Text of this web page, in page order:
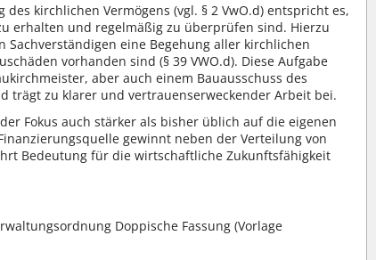
kirchlichen Vermögens (vgl. § 2 VwO.d) entspricht es,
erhalten und regelmäßig zu überprüfen sind. Hierzu
eine Begehung aller kirchlichen
vorhanden sind (§ 39 VWO.d). Diese Aufgabe
aber auch einem Bauausschuss des
trägt zu klarer und vertrauenserweckender Arbeit bei.
Fokus auch stärker als bisher üblich auf die eigenen
gewinnt neben der Verteilung von
Bedeutung für die wirtschaftliche Zukunftsfähigkeit
Doppische Fassung (Vorlage